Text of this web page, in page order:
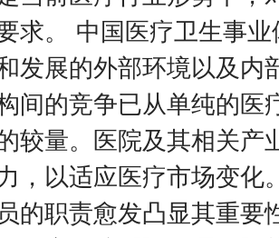
求。 中国医疗卫生事
发展的外部环境以及内
间的竞争已从单纯的医
较量。医院及其相关产
，以适应医疗市场变化
的职责愈发凸显其重要